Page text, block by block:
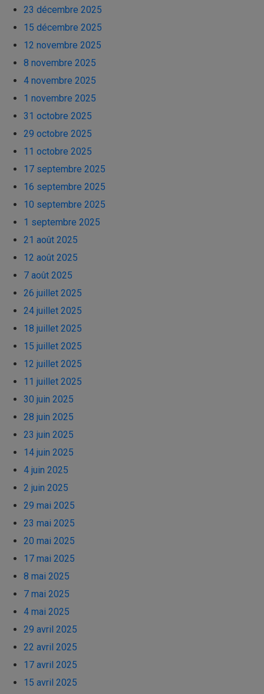
23 décembre 2025
15 décembre 2025
12 novembre 2025
8 novembre 2025
4 novembre 2025
1 novembre 2025
31 octobre 2025
29 octobre 2025
11 octobre 2025
17 septembre 2025
16 septembre 2025
10 septembre 2025
1 septembre 2025
21 août 2025
12 août 2025
7 août 2025
26 juillet 2025
24 juillet 2025
18 juillet 2025
15 juillet 2025
12 juillet 2025
11 juillet 2025
30 juin 2025
28 juin 2025
23 juin 2025
14 juin 2025
4 juin 2025
2 juin 2025
29 mai 2025
23 mai 2025
20 mai 2025
17 mai 2025
8 mai 2025
7 mai 2025
4 mai 2025
29 avril 2025
22 avril 2025
17 avril 2025
15 avril 2025